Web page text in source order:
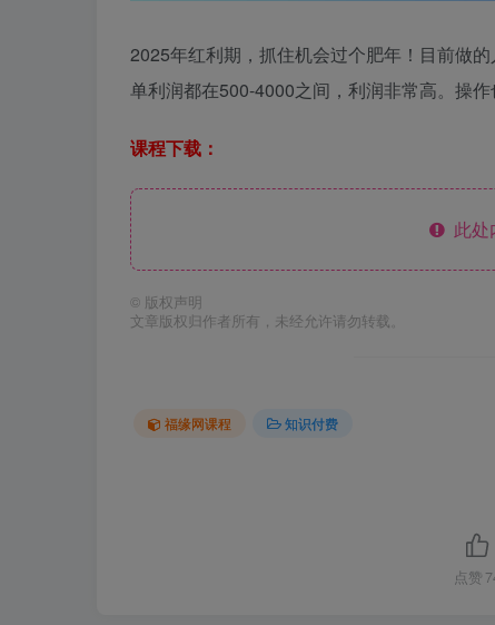
2025年红利期，抓住机会过个肥年！目前做
单利润都在500-4000之间，利润非常高。操
课程下载：
此
© 版权声明
文章版权归作者所有，未经允许请勿转载。
福缘网课程 知识付费
点赞